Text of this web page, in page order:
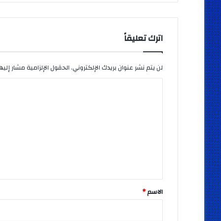
اترك تعليقاً
لن يتم نشر عنوان بريدك الإلكتروني.الحقول الإلزامية مشار
*
الاسم*